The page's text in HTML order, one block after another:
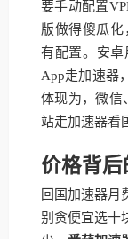
要手动配置
版做得傻瓜化
有配置。安
App走加速器
体现为，微信
站走加速器看
价格背后
回国加速器月
别贪便宜选十